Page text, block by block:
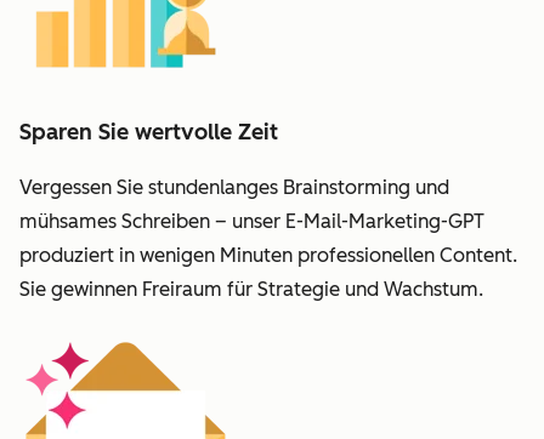
Sparen Sie wertvolle Zeit
Vergessen Sie stundenlanges Brainstorming und
mühsames Schreiben – unser E-Mail-Marketing-GPT
produziert in wenigen Minuten professionellen Content.
Sie gewinnen Freiraum für Strategie und Wachstum.